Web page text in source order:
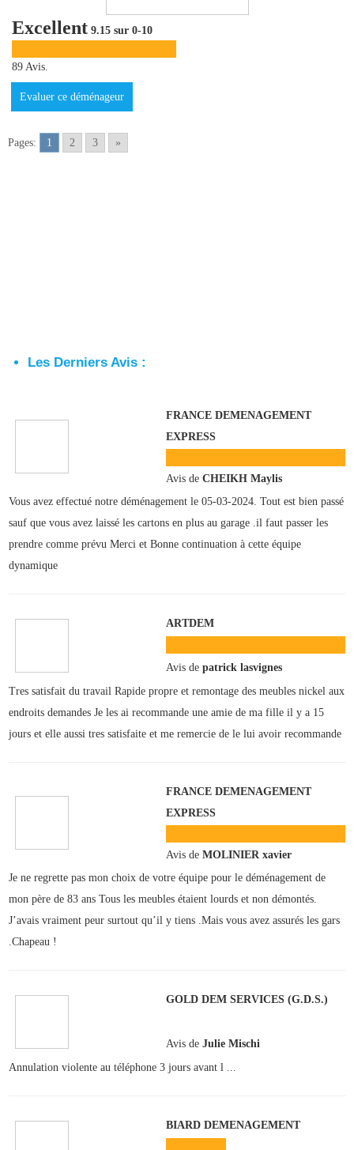
Excellent 9.15 sur 0-10
89 Avis.
Evaluer ce déménageur
Pages: 1 2 3 »
Les Derniers Avis :
FRANCE DEMENAGEMENT
EXPRESS
Avis de CHEIKH Maylis
Vous avez effectué notre déménagement le 05-03-2024. Tout est bien passé
sauf que vous avez laissé les cartons en plus au garage .il faut passer les
prendre comme prévu Merci et Bonne continuation à cette équipe
dynamique
ARTDEM
Avis de patrick lasvignes
Tres satisfait du travail Rapide propre et remontage des meubles nickel aux
endroits demandes Je les ai recommande une amie de ma fille il y a 15
jours et elle aussi tres satisfaite et me remercie de le lui avoir recommande
FRANCE DEMENAGEMENT
EXPRESS
Avis de MOLINIER xavier
Je ne regrette pas mon choix de votre équipe pour le déménagement de
mon père de 83 ans Tous les meubles étaient lourds et non démontés.
J’avais vraiment peur surtout qu’il y tiens .Mais vous avez assurés les gars
.Chapeau !
GOLD DEM SERVICES (G.D.S.)
Avis de Julie Mischi
Annulation violente au téléphone 3 jours avant l ...
BIARD DEMENAGEMENT